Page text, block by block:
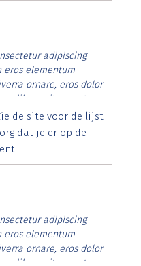
adipiscing
eros elementum
ornare, eros dolor
libero vitae erat.
id rutrum lorem
tristique posuere.
de site voor de lijst
dat je er op de
adipiscing
eros elementum
ornare, eros dolor
libero vitae erat.